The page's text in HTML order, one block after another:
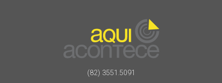
(82) 3551.5091